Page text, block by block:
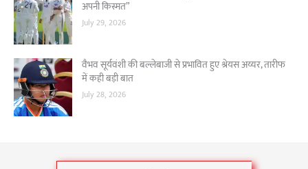
अपनी किस्मत”
July 29, 2026
वैभव सूर्यवंशी की बल्लेबाजी से प्रभावित हुए श्रेयस अय्यर, तारीफ
में कही बड़ी बात
July 28, 2026